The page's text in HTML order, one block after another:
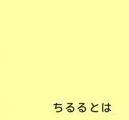
ちるるとは